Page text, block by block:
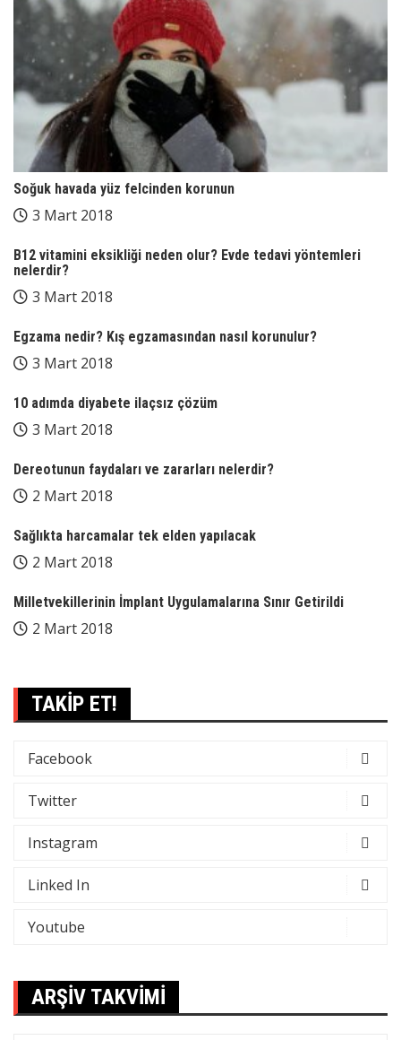
Soğuk havada yüz felcinden korunun
3 Mart 2018
B12 vitamini eksikliği neden olur? Evde tedavi yöntemleri
nelerdir?
3 Mart 2018
Egzama nedir? Kış egzamasından nasıl korunulur?
3 Mart 2018
10 adımda diyabete ilaçsız çözüm
3 Mart 2018
Dereotunun faydaları ve zararları nelerdir?
2 Mart 2018
Sağlıkta harcamalar tek elden yapılacak
2 Mart 2018
Milletvekillerinin İmplant Uygulamalarına Sınır Getirildi
2 Mart 2018
TAKİP ET!
Facebook
Twitter
Instagram
Linked In
Youtube
ARŞİV TAKVİMİ